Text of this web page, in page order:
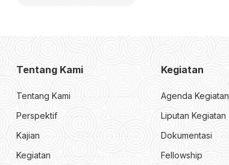
Tentang Kami
Tentang Kami
Perspektif
Kajian
Kegiatan
Kegiatan
Agenda Kegiatan
Liputan Kegiatan
Dokumentasi
Fellowship